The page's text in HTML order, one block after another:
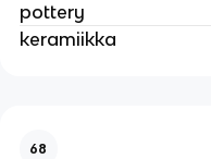
pottery
keramiikka
68